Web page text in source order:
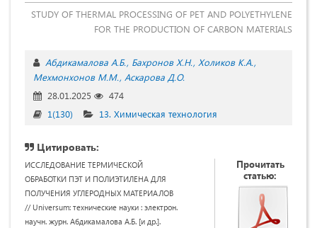
STUDY OF THERMAL PROCESSING OF PET AND POLYETHYLENE
FOR THE PRODUCTION OF CARBON MATERIALS
Абдикамалова А.Б. Бахронов Х.Н. Холиков К.А.
Мехмонхонов М.М. Аскарова Д.О.
28.01.2025
474
1(130)
13. Химическая технология
Цитировать:
ИССЛЕДОВАНИЕ ТЕРМИЧЕСКОЙ
ОБРАБОТКИ ПЭТ И ПОЛИЭТИЛЕНА ДЛЯ
ПОЛУЧЕНИЯ УГЛЕРОДНЫХ МАТЕРИАЛОВ
// Universum: технические науки : электрон.
научн. журн. Абдикамалова А.Б. [и др.].
Прочитать
статью: